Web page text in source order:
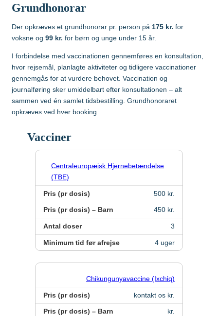
Hundegalskab –
Rabies
Influenza
Japansk
hjernebetændelse
Stivkrampe)
Tyfus
Vaccination af børn
Mere viden om
Lommebogen – Din korte rejseguide
Hvilke vacciner er anbefalet?
Japan
Kenya
Malaysia
Mozambique
Sri Lanka
Sydafrika
Grundhonorar
Der opkræves et grundhonorar pr. person på 175 kr. for
voksne og 99 kr. for børn og unge under 15 år.
I forbindelse med vaccinationen gennemføres en konsultation,
hvor rejsemål, planlagte aktiviteter og tidligere vaccinationer
gennemgås for at vurdere behovet. Vaccination og
journalføring sker umiddelbart efter konsultationen – alt
sammen ved én samlet tidsbestilling. Grundhonoraret
opkræves ved hver booking.
Vacciner
Centraleuropæisk Hjernebetændelse
(TBE)
Pris (pr dosis) 500 kr.
Pris (pr dosis) – Barn 450 kr.
Antal doser 3
Minimum tid før afrejse 4 uger
Chikungunyavaccine (Ixchiq)
Pris (pr dosis) kontakt os kr.
Pris (pr dosis) – Barn kr.